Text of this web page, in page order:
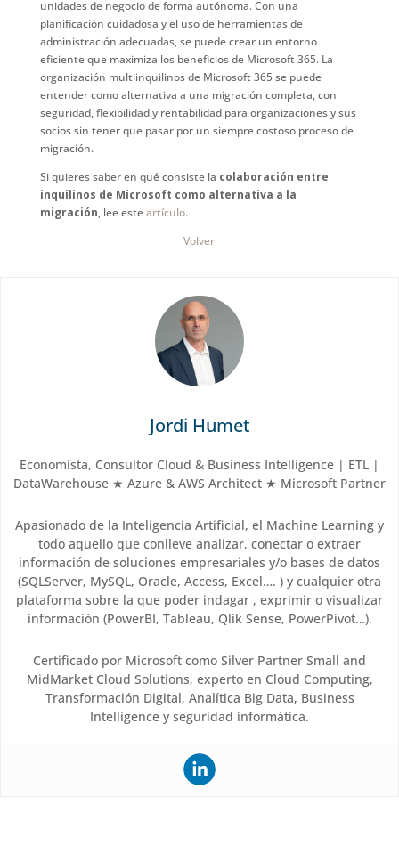
unidades de negocio de forma autónoma. Con una
planificación cuidadosa y el uso de herramientas de
administración adecuadas, se puede crear un entorno
eficiente que maximiza los beneficios de Microsoft 365. La
organización multiinquilinos de Microsoft 365 se puede
entender como alternativa a una migración completa, con
seguridad, flexibilidad y rentabilidad para organizaciones y sus
socios sin tener que pasar por un siempre costoso proceso de
migración.
Si quieres saber en qué consiste la colaboración entre
inquilinos de Microsoft como alternativa a la
migración, lee esteartículo.
Volver
Jordi Humet
Economista, Consultor Cloud & Business Intelligence | ETL |
DataWarehouse ★ Azure & AWS Architect ★ Microsoft Partner
Apasionado de la Inteligencia Artificial, el Machine Learning y
todo aquello que conlleve analizar, conectar o extraer
información de soluciones empresariales y/o bases de datos
(SQLServer, MySQL, Oracle, Access, Excel…. ) y cualquier otra
plataforma sobre la que poder indagar , exprimir o visualizar
información (PowerBI, Tableau, Qlik Sense, PowerPivot…).
Certificado por Microsoft como Silver Partner Small and
MidMarket Cloud Solutions, experto en Cloud Computing,
Transformación Digital, Analítica Big Data, Business
Intelligence y seguridad informática.